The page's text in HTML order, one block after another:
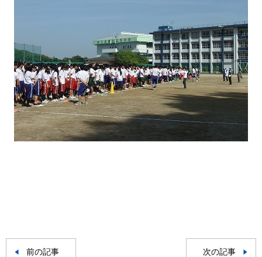
前の記事 次の記事